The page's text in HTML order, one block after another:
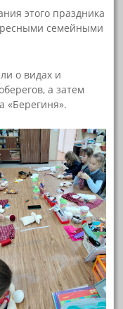
этого праздника
семейными
о видах и
а затем
«Берегиня».